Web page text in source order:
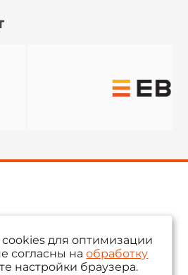
для оптимизации
согласны наобработку
настройки браузера.